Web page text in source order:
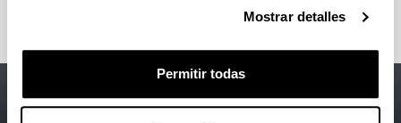
Mostrar detalles
Permitir todas